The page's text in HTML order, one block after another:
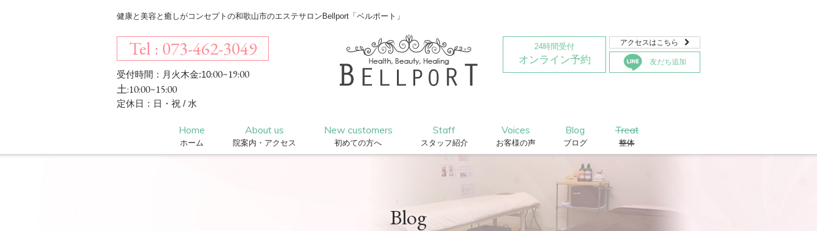
健康と美容と癒しがコンセプトの和歌山市のエステサロンBellport「ベルポート」
Tel : 073-462-3049
受付時間：月火木金:10:00~19:00
土:10:00~15:00
定休日：日・祝 / 水
24時間受付
オンライン予約
アクセスはこちら 
友だち追加
Home
ホーム
About us
院案内・アクセス
New customers
初めての方へ
Staff
スタッフ紹介
Voices
お客様の声
Blog
ブログ
Treat
整体
Blog